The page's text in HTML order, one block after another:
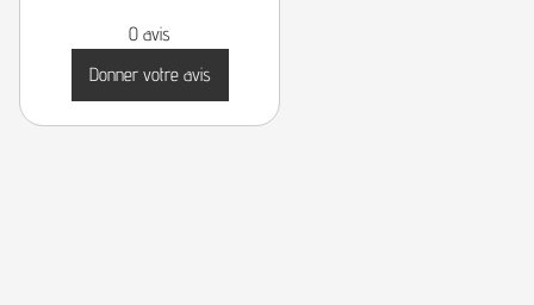
0 avis
Donner votre avis